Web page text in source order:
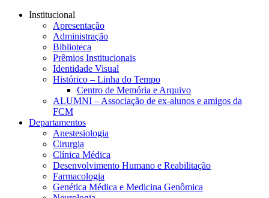
Conteúdo principal
Institucional
Apresentação
Administração
Biblioteca
Prêmios Institucionais
Identidade Visual
Histórico – Linha do Tempo
Centro de Memória e Arquivo
ALUMNI – Associação de ex-alunos e amigos da
FCM
Departamentos
Anestesiologia
Cirurgia
Clínica Médica
Desenvolvimento Humano e Reabilitação
Farmacologia
Genética Médica e Medicina Genômica